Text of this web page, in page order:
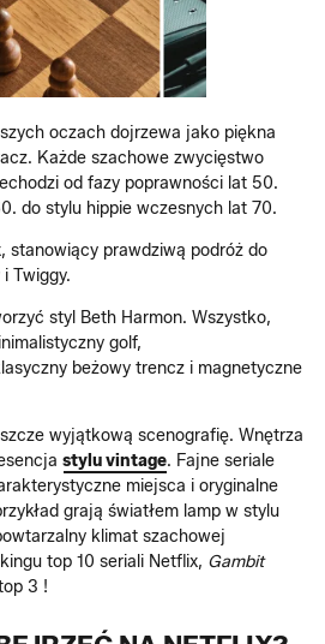
oczach dojrzewa jako piękna
Każde szachowe zwycięstwo
od fazy poprawności lat 50.
do stylu hippie wczesnych lat 70.
stanowiący prawdziwą podróż do
Twiggy.
styl Beth Harmon. Wszystko,
golf,
beżowy trencz i magnetyczne
wyjątkową scenografię. Wnętrza
stylu vintage. Fajne seriale
miejsca i oryginalne
grają światłem lamp w stylu
klimat szachowej
top 10 seriali Netflix, Gambit
3 !